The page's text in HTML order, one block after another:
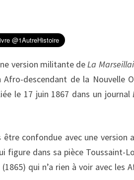
I
S
N
O
I
version militante deLa
descendant de la Nouvelle
le 17 juin 1867 dans un journal
confondue avec une version
figure dans sa pièce Toussaint-
qui n’a rien à voir avec les